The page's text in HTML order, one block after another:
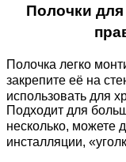
Полочки
Полочка легко
закрепите её на
использовать для
Подходит для
несколько, можете
инсталляции,